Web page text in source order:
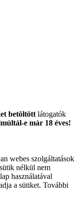
betöltött látogatók
e már 18 éves!
webes szolgáltatások
nélkül nem
használatával
a sütiket. További